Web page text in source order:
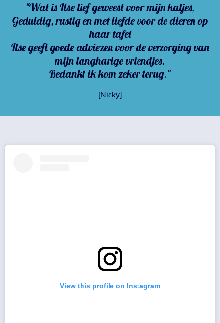
"Wat is Ilse lief geweest voor mijn katjes,
Geduldig, rustig en met liefde voor de dieren op
haar tafel
Ilse geeft goede adviezen voor de verzorging van
mijn langharige vriendjes.
Bedankt ik kom zeker terug."
[Nicky]
View this profile on Instagram